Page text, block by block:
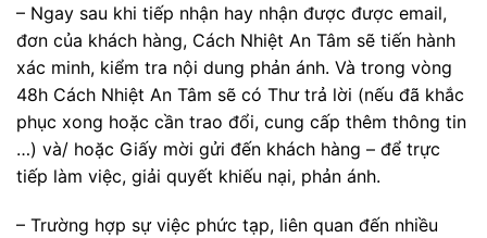
– Ngay sau khi tiếp nhận hay nhận được được email,
đơn của khách hàng, Cách Nhiệt An Tâm sẽ tiến hành
xác minh, kiểm tra nội dung phản ánh. Và trong vòng
48h Cách Nhiệt An Tâm sẽ có Thư trả lời (nếu đã khắc
phục xong hoặc cần trao đổi, cung cấp thêm thông tin
…) và/ hoặc Giấy mời gửi đến khách hàng – để trực
tiếp làm việc, giải quyết khiếu nại, phản ánh.
– Trường hợp sự việc phức tạp, liên quan đến nhiều